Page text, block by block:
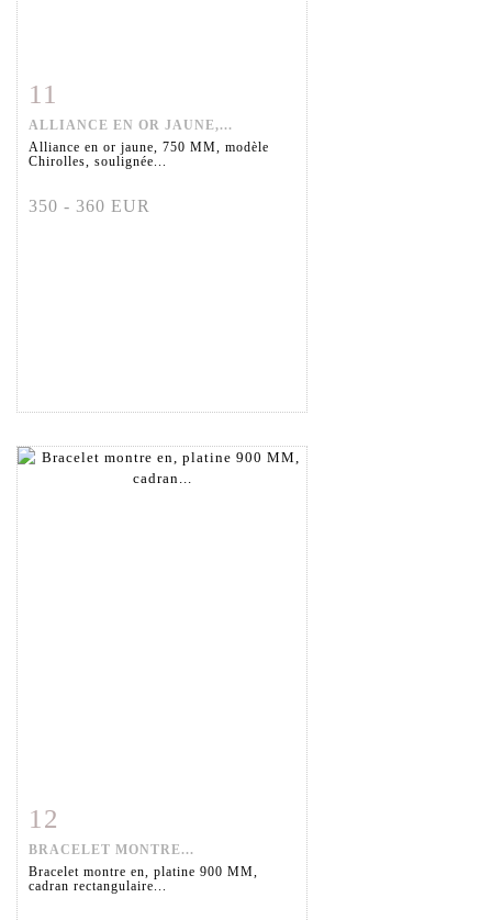
Fiche détaillée
11
ALLIANCE EN OR JAUNE,...
Alliance en or jaune, 750 MM, modèle
Chirolles, soulignée...
350 - 360 EUR
Fiche détaillée
12
BRACELET MONTRE...
Bracelet montre en, platine 900 MM,
cadran rectangulaire...